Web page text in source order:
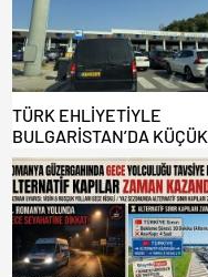
TÜRK EHLİYETİYLE
BULGARİSTAN’DA KÜÇÜK
HATA, ARACINA 6 AY EL
KONULMASINA YOL AÇTI